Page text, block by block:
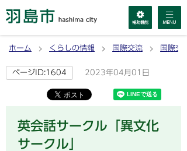
ホーム くらしの情報 国際交流 国際交
ページID:1604 2023年04月01日
英会話サークル「異文化
サークル」